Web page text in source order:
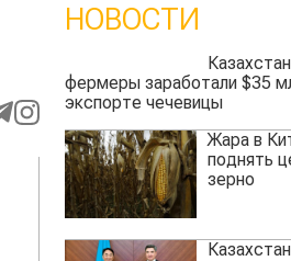
НОВОСТИ
фермеры заработали $35
экспорте чечевицы
Жара в
поднять
зерно